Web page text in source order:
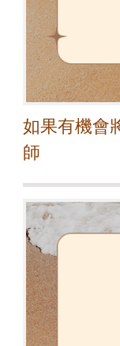
如果有機會
師